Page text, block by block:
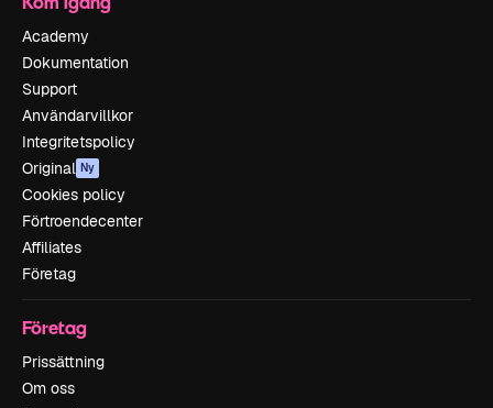
Academy
Dokumentation
Support
Användarvillkor
Integritetspolicy
Original Ny
Cookies policy
Förtroendecenter
Affiliates
Företag
Företag
Prissättning
Om oss